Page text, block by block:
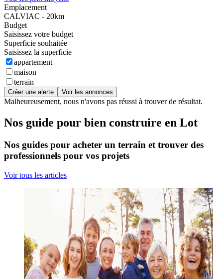
Emplacement
CALVIAC - 20km
Budget
Saisissez votre budget
Superficie souhaitée
Saisissez la superficie
appartement
maison
terrain
Créer une alerte Voir les annonces
Malheureusement, nous n'avons pas réussi à trouver de résultat.
Nos guide pour bien construire en Lot
Nos guides pour acheter un terrain et trouver des
professionnels pour vos projets
Voir tous les articles